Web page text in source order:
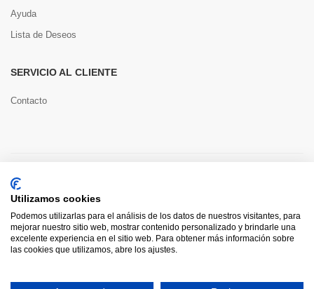
Ayuda
Lista de Deseos
SERVICIO AL CLIENTE
Contacto
0
Utilizamos cookies
Podemos utilizarlas para el análisis de los datos de nuestros visitantes, para
mejorar nuestro sitio web, mostrar contenido personalizado y brindarle una
excelente experiencia en el sitio web. Para obtener más información sobre
las cookies que utilizamos, abre los ajustes.